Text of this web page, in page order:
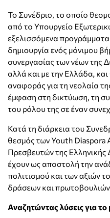
Το Συνέδριο, το οποίο
από το Υπουργείο
εξελισσόμενα
δημιουργία ενός μόνιμου
συνεργασίας των νέων της
αλλά και με την Ελλάδα,
αναφοράς για τη νεολαία
έμφαση στη δικτύωση, τη
του ρόλου της σε έναν
Κατά τη διάρκεια του
θεσμός των Youth Diaspora
Πρεσβευτών της Ελληνικής
έχουν ως αποστολή την
πολιτισμού και των αξιών
δράσεων και
Αναζητώντας λύσεις για το